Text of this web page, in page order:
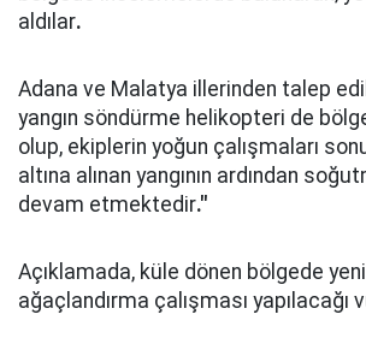
aldılar.
Adana ve Malatya illerinden talep
yangın söndürme helikopteri de
olup, ekiplerin yoğun çalışmaları
altına alınan yangının ardından
devam etmektedir."
Açıklamada, küle dönen bölgede
ağaçlandırma çalışması yapılacağı